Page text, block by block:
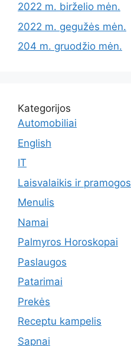
2022 m. birželio mėn.
2022 m. gegužės mėn.
204 m. gruodžio mėn.
Kategorijos
Automobiliai
English
IT
Laisvalaikis ir pramogos
Menulis
Namai
Palmyros Horoskopai
Paslaugos
Patarimai
Prekės
Receptu kampelis
Sapnai